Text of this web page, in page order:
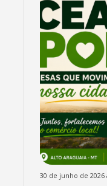
30 de junho de 2026